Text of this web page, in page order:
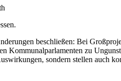
beschließen: Bei
Kommunalparlamenten zu
sondern stellen auch